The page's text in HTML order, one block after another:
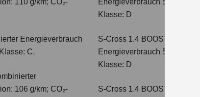
110 g/km; CO₂-
Energieverbrauch
C.
106 g/km; CO₂-
Energieverbrauch 5,4 l/100
Klasse: D
S-Cross 1.4 BOOSTERJET
Energieverbrauch 5,4 l/100
Klasse: D
S-Cross 1.4 BOOSTERJET